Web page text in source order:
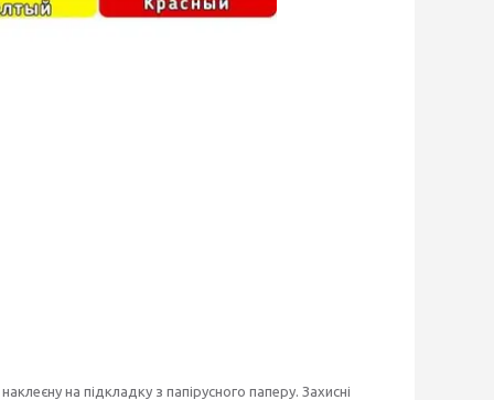
на підкладку з папірусного паперу. Захисні